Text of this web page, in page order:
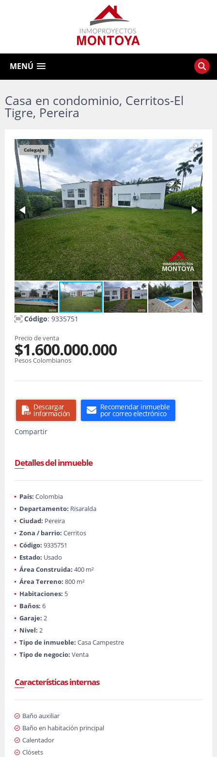
MENÚ
Casa en condominio, Cerritos-El
Tigre, Pereira
Colegaje
Código: 9335751
Precio de venta
$1.600.000.000
Pesos Colombianos
Descargar
información
Recomendar inmueble
por correo electrónico
Compartir
Detalles del inmueble
País: Colombia
Departamento: Risaralda
Ciudad: Pereira
Zona / barrio: Cerritos
Código: 9335751
Estado: Usado
Área Construida: 400 m²
Área Terreno: 800 m²
Habitaciones: 5
Baños: 6
Garaje: 2
Nivel: 2
Tipo de inmueble: Casa Campestre
Tipo de negocio: Venta
Características internas
Baño auxiliar
Baño en habitación principal
Calentador
Clósets